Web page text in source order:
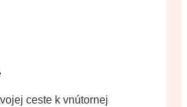
ceste k vnútornej